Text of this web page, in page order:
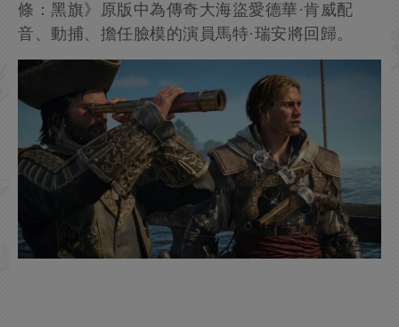
條：黑旗》原版中為傳奇大海盜愛德華·肯威配
音、動捕、擔任臉模的演員馬特·瑞安將回歸。